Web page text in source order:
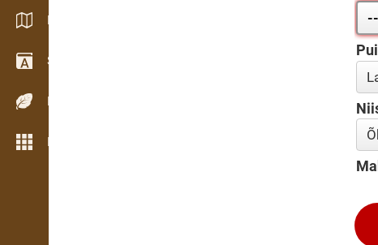
Kataloogid / Brošüürid
Sõnastik
Puiduliigid
Rohkem funktsioone